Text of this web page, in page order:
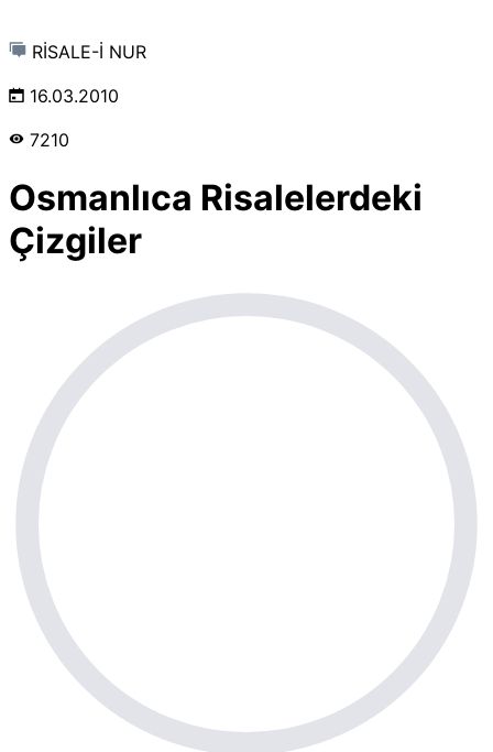
RİSALE-İ NUR
16.03.2010
7210
Osmanlıca Risalelerdeki
Çizgiler